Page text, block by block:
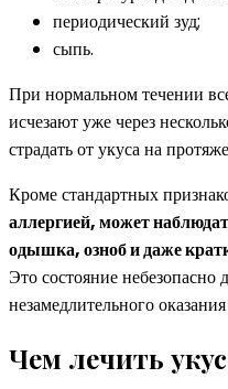
периодический зуд;
сыпь.
При нормальном течении
исчезают уже через
страдать от укуса на
Кроме стандартных
аллергией, может
одышка, озноб и даже
Это состояние небезопасно
незамедлительного
Чем лечить укус